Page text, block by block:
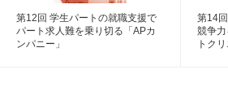
第12回 学生パートの就職支援で
パート求人難を乗り切る「APカ
ンパニー」
第14
競争
トクリ